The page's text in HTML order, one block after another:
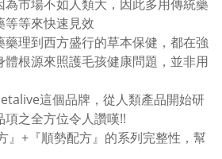
市場不如人類大，因此多用傳統藥
等等來快速見效
理到西方盛行的草本保健，都在強
根源來照護毛孩健康問題，並非用
這個品牌，從人類產品開始研
之全方位令人讚嘆!!
』+『順勢配方』的系列完整性，幫